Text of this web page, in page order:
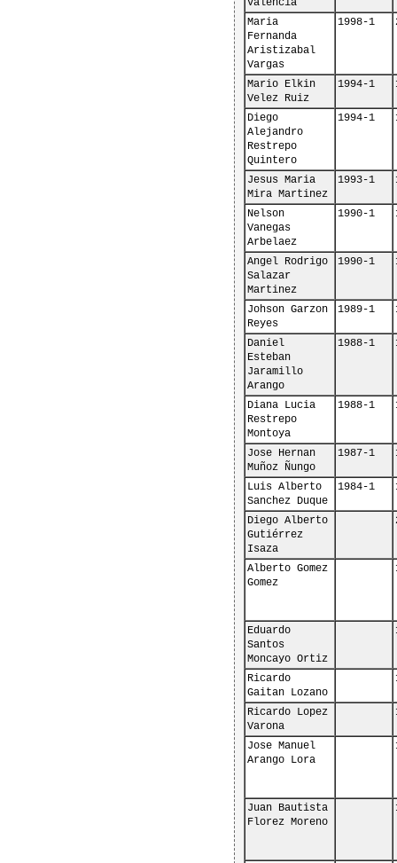
Valencia
Maria
Fernanda
Aristizabal
Vargas
1998-1
Mario Elkin
Velez Ruiz
1994-1
Diego
Alejandro
Restrepo
Quintero
1994-1
Jesus Maria
Mira Martinez
1993-1
Nelson
Vanegas
Arbelaez
1990-1
Angel Rodrigo
Salazar
Martinez
1990-1
Johson Garzon
Reyes
1989-1
Daniel
Esteban
Jaramillo
Arango
1988-1
Diana Lucia
Restrepo
Montoya
1988-1
Jose Hernan
Muñoz Ñungo
1987-1
Luis Alberto
Sanchez Duque
1984-1
Diego Alberto
Gutiérrez
Isaza
Alberto Gomez
Gomez
Eduardo
Santos
Moncayo Ortiz
Ricardo
Gaitan Lozano
Ricardo Lopez
Varona
Jose Manuel
Arango Lora
Juan Bautista
Florez Moreno